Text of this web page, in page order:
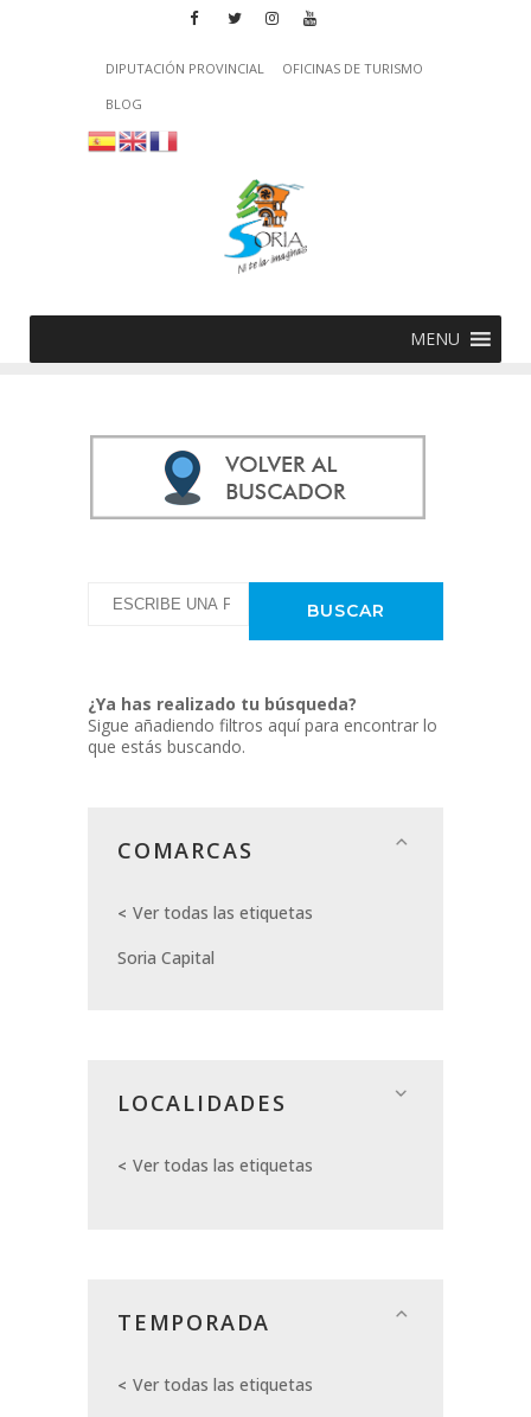
DIPUTACIÓN PROVINCIAL
OFICINAS DE TURISMO
BLOG
MENU
¿Ya has realizado tu búsqueda?
Sigue añadiendo filtros aquí para encontrar lo
que estás buscando.
COMARCAS
Ver todas las etiquetas
Soria Capital
LOCALIDADES
Ver todas las etiquetas
TEMPORADA
Ver todas las etiquetas